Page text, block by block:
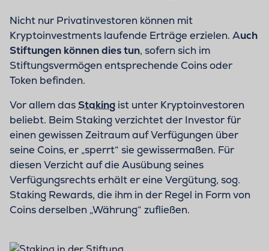
Nicht nur Privatinvestoren können mit
Kryptoinvestments laufende Erträge erzielen. Auch
Stiftungen können dies tun, sofern sich im
Stiftungsvermögen entsprechende Coins oder
Token befinden.
Vor allem das Staking ist unter Kryptoinvestoren
beliebt. Beim Staking verzichtet der Investor für
einen gewissen Zeitraum auf Verfügungen über
seine Coins, er „sperrt“ sie gewissermaßen. Für
diesen Verzicht auf die Ausübung seines
Verfügungsrechts erhält er eine Vergütung, sog.
Staking Rewards, die ihm in der Regel in Form von
Coins derselben „Währung“ zufließen.